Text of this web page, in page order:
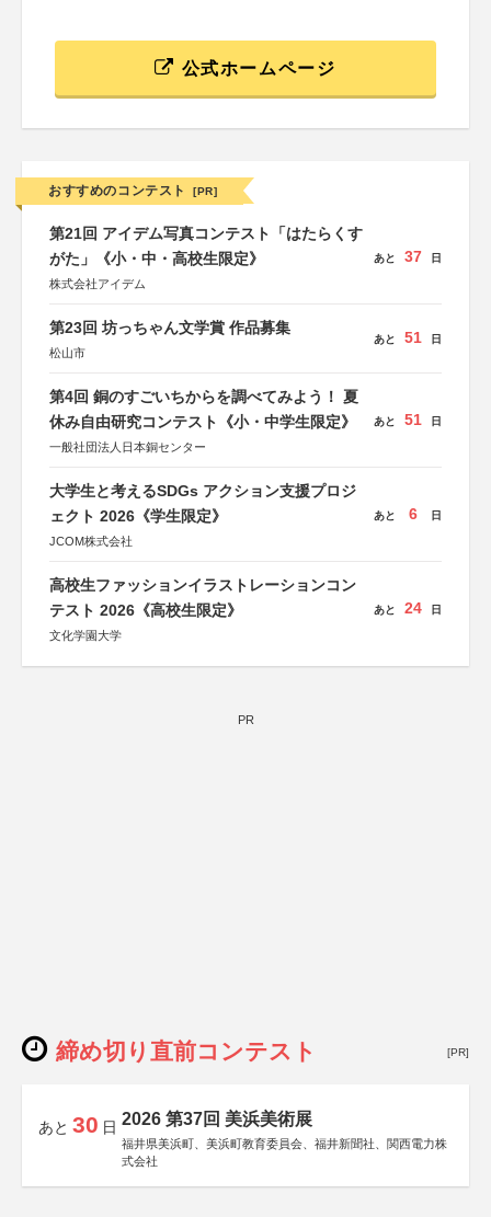
公式ホームページ
おすすめのコンテスト [PR]
第21回 アイデム写真コンテスト「はたらくす
がた」《小・中・高校生限定》
株式会社アイデム
あと 37 日
第23回 坊っちゃん文学賞 作品募集
松山市
あと 51 日
第4回 銅のすごいちからを調べてみよう！ 夏
休み自由研究コンテスト《小・中学生限定》
一般社団法人日本銅センター
あと 51 日
大学生と考えるSDGs アクション支援プロジ
ェクト 2026《学生限定》
JCOM株式会社
あと 6 日
高校生ファッションイラストレーションコン
テスト 2026《高校生限定》
文化学園大学
あと 24 日
PR
締め切り直前コンテスト [PR]
あと 30 日 2026 第37回 美浜美術展
福井県美浜町、美浜町教育委員会、福井新聞社、関西電力株
式会社